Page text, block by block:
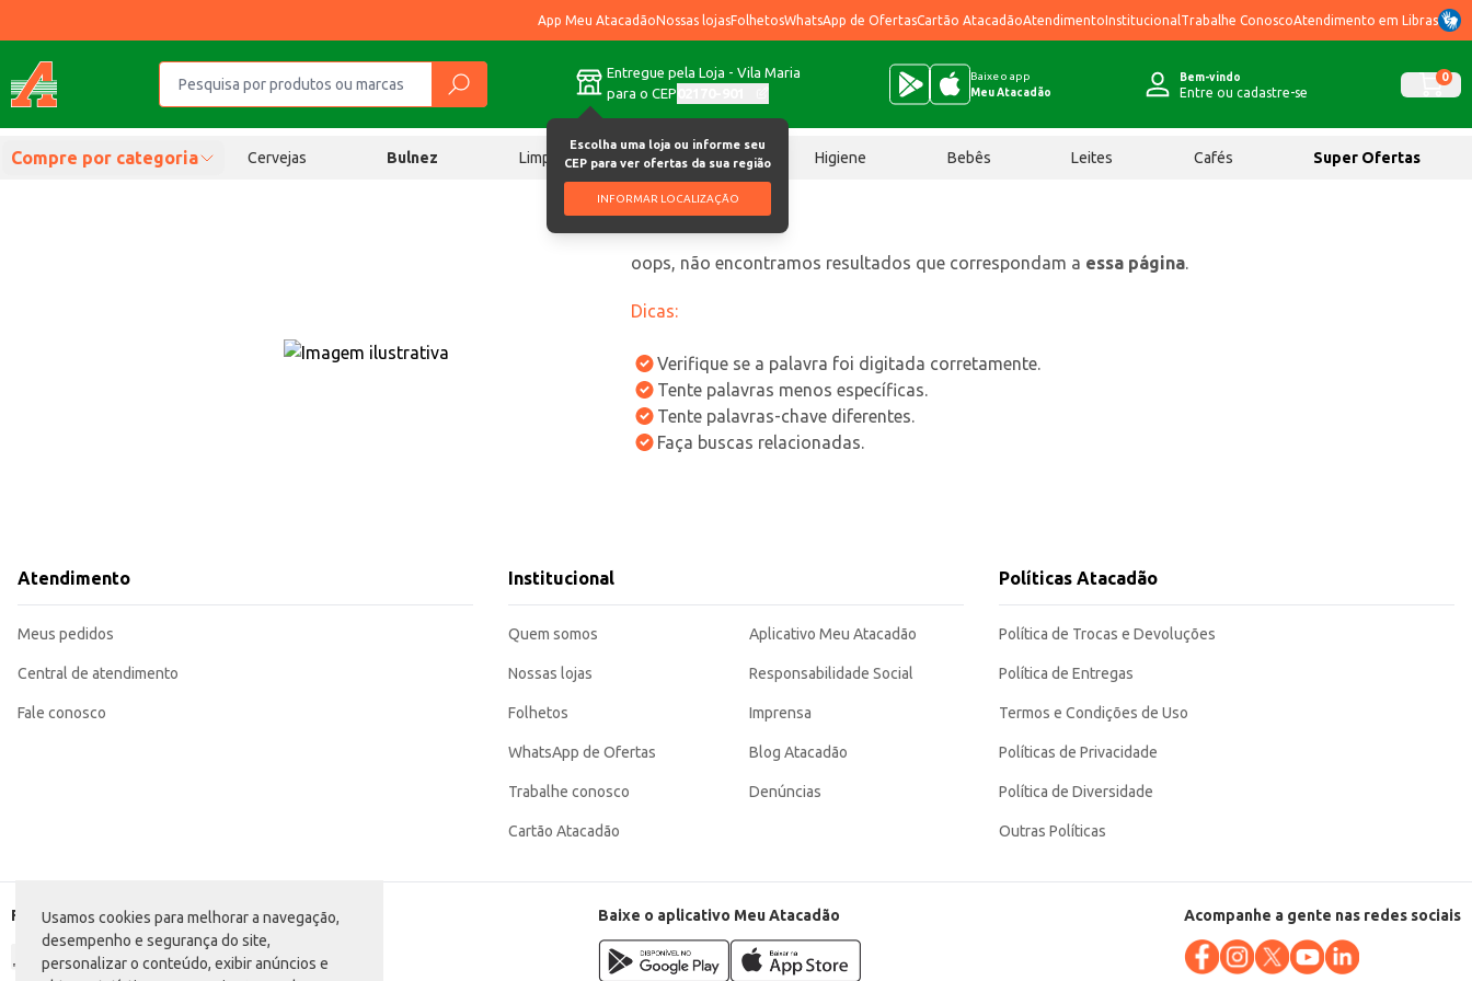
Usamos cookies para melhorar a navegação,
desempenho e segurança do site,
personalizar o conteúdo, exibir anúncios e
App Meu AtacadãoNossas lojasFolhetosWhatsApp de OfertasCartão AtacadãoAtendimentoInstitucional Trabalhe ConoscoAtendimento em Libras
Entregue pela Loja - Vila Maria
para o CEP
Escolha uma loja ou informe seu
CEP para ver ofertas da sua região
INFORMAR LOCALIZAÇÃO
Baixe o app
Meu Atacadão
Bem-vindo
Entre ou cadastre-se
0
Compre por categoria Cervejas Bulnez Limpeza Chocolates Higiene Bebês Leites Cafés Super Ofertas
oops, não encontramos resultados que correspondam a essa página.
Dicas:
Verifique se a palavra foi digitada corretamente.
Tente palavras menos específicas.
Tente palavras-chave diferentes.
Faça buscas relacionadas.
Atendimento
Meus pedidos
Central de atendimento
Fale conosco
Institucional
Quem somos
Nossas lojas
Folhetos
WhatsApp de Ofertas
Trabalhe conosco
Cartão Atacadão
Aplicativo Meu Atacadão
Responsabilidade Social
Imprensa
Blog Atacadão
Denúncias
Políticas Atacadão
Política de Trocas e Devoluções
Política de Entregas
Termos e Condições de Uso
Políticas de Privacidade
Política de Diversidade
Outras Políticas
Formas de pagamento Baixe o aplicativo Meu Atacadão Acompanhe a gente nas redes sociais